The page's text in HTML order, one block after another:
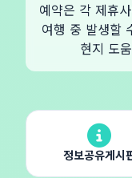
예약은 각 제휴
여행 중 발생할
현지 도
정보공유게시